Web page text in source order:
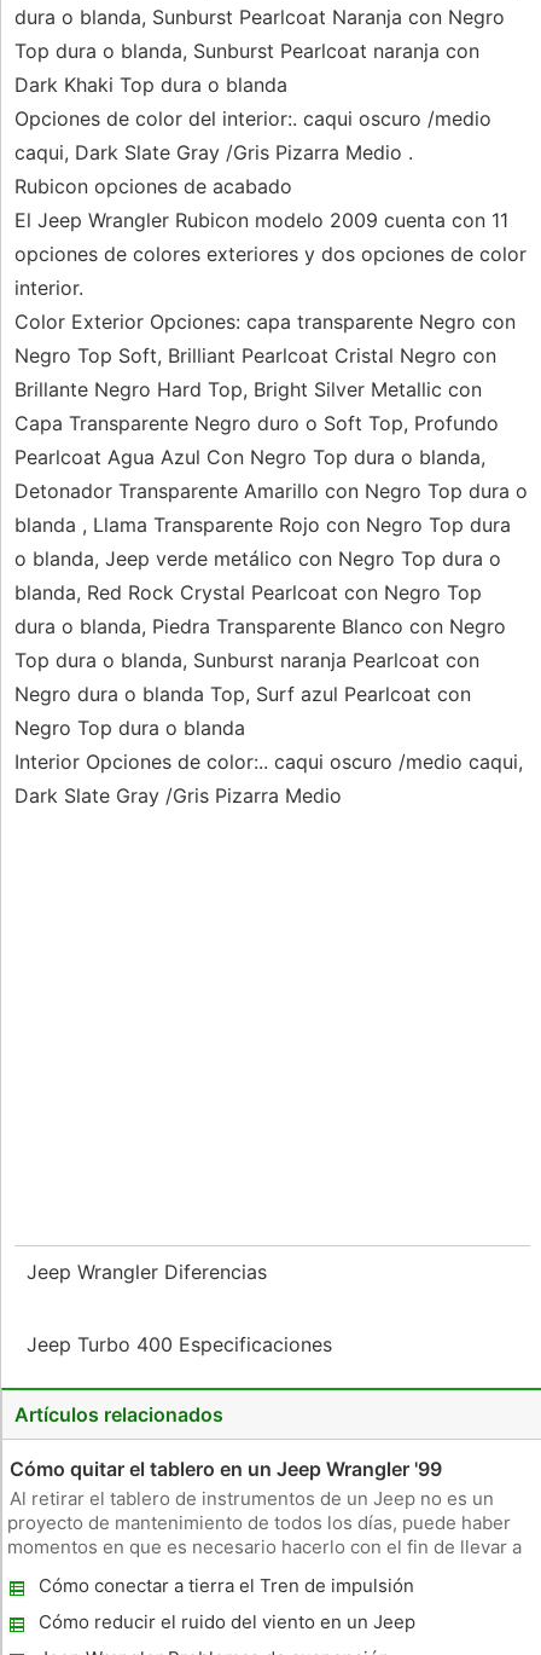
dura o blanda, Sunburst Pearlcoat Naranja con Negro
Top dura o blanda, Sunburst Pearlcoat naranja con
Dark Khaki Top dura o blanda
Opciones de color del interior:. caqui oscuro /medio
caqui, Dark Slate Gray /Gris Pizarra Medio .
Rubicon opciones de acabado
El Jeep Wrangler Rubicon modelo 2009 cuenta con 11
opciones de colores exteriores y dos opciones de color
interior.
Color Exterior Opciones: capa transparente Negro con
Negro Top Soft, Brilliant Pearlcoat Cristal Negro con
Brillante Negro Hard Top, Bright Silver Metallic con
Capa Transparente Negro duro o Soft Top, Profundo
Pearlcoat Agua Azul Con Negro Top dura o blanda,
Detonador Transparente Amarillo con Negro Top dura o
blanda , Llama Transparente Rojo con Negro Top dura
o blanda, Jeep verde metálico con Negro Top dura o
blanda, Red Rock Crystal Pearlcoat con Negro Top
dura o blanda, Piedra Transparente Blanco con Negro
Top dura o blanda, Sunburst naranja Pearlcoat con
Negro dura o blanda Top, Surf azul Pearlcoat con
Negro Top dura o blanda
Interior Opciones de color:.. caqui oscuro /medio caqui,
Dark Slate Gray /Gris Pizarra Medio
Jeep Wrangler Diferencias
Jeep Turbo 400 Especificaciones
Artículos relacionados
Cómo quitar el tablero en un Jeep Wrangler '99
Al retirar el tablero de instrumentos de un Jeep no es un
proyecto de mantenimiento de todos los días, puede haber
momentos en que es necesario hacerlo con el fin de llevar a
servidor de seguridad, tales como el sistema de calefacción y
ai
Cómo conectar a tierra el Tren de impulsión
de cuatro ruedas
Cómo reducir el ruido del viento en un Jeep